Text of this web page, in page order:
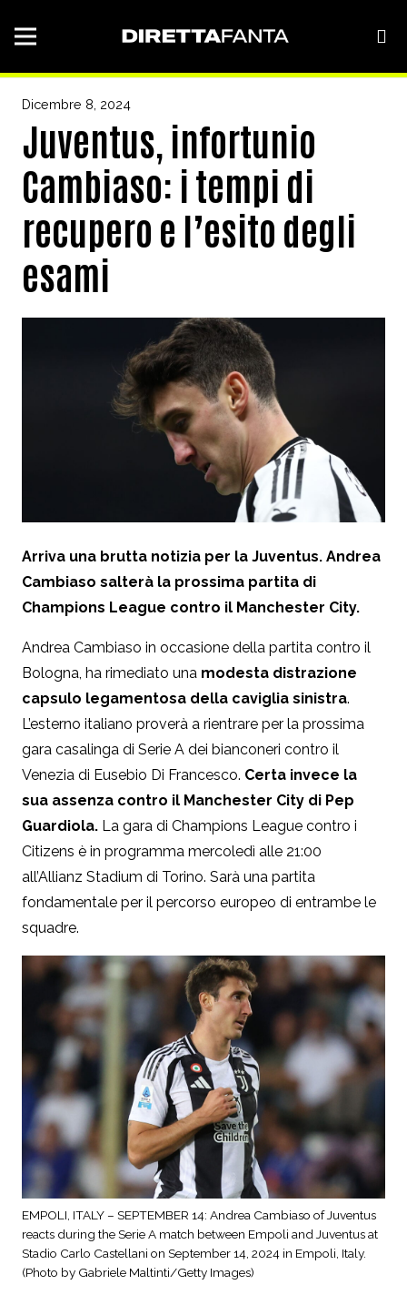
Dicembre 8, 2024
Juventus, infortunio
Cambiaso: i tempi di
recupero e l’esito degli
esami
Arriva una brutta notizia per la Juventus. Andrea
Cambiaso salterà la prossima partita di
Champions League contro il Manchester City.
Andrea Cambiaso in occasione della partita contro il
Bologna, ha rimediato una modesta distrazione
capsulo legamentosa della caviglia sinistra.
L’esterno italiano proverà a rientrare per la prossima
gara casalinga di Serie A dei bianconeri contro il
Venezia di Eusebio Di Francesco. Certa invece la
sua assenza contro il Manchester City di Pep
Guardiola. La gara di Champions League contro i
Citizens è in programma mercoledì alle 21:00
all’Allianz Stadium di Torino. Sarà una partita
fondamentale per il percorso europeo di entrambe le
squadre.
EMPOLI, ITALY – SEPTEMBER 14: Andrea Cambiaso of Juventus
reacts during the Serie A match between Empoli and Juventus at
Stadio Carlo Castellani on September 14, 2024 in Empoli, Italy.
(Photo by Gabriele Maltinti/Getty Images)